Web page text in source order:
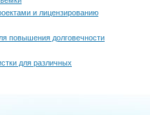
и лицензированию
повышения долговечности
для различных